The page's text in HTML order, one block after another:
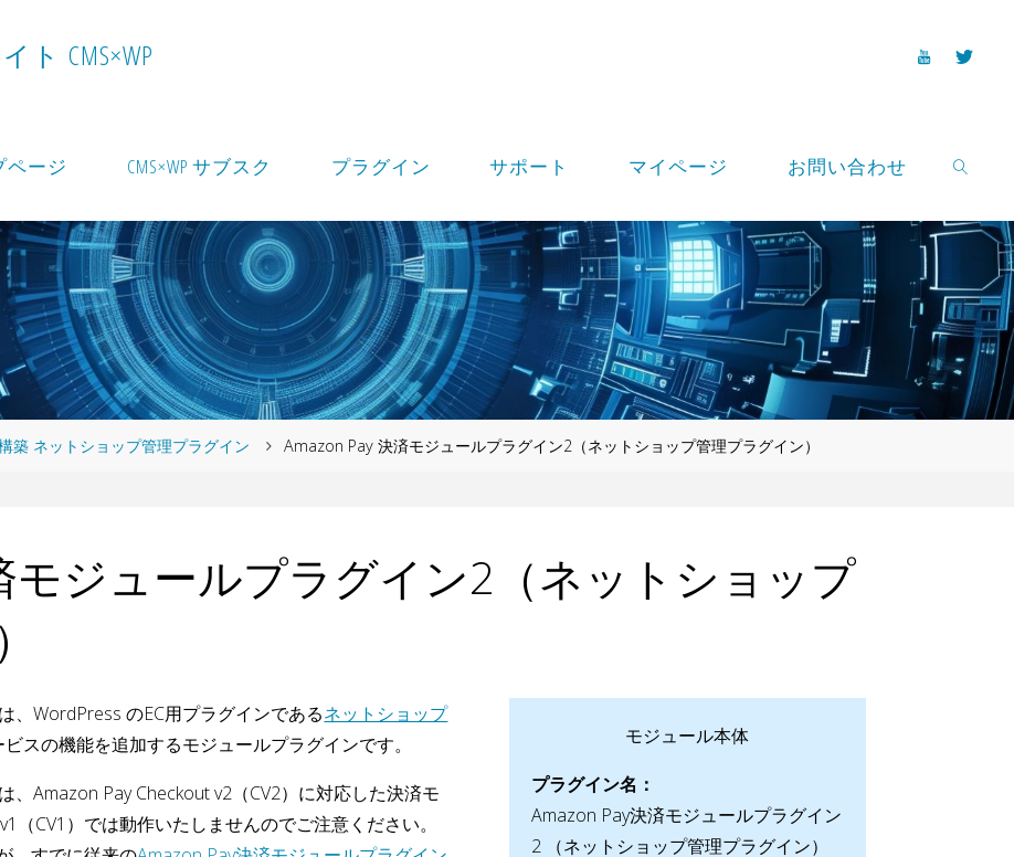
イ ト CMS×WP
ページ CMS×WP サブスク プラグイン サポート マイページ お問い合わせ
SEARCH
築 ネットショップ管理プラグイン Amazon Pay 決済モジュールプラグイン2（ネットショップ管理プラグイン）
モジュールプラグイン2（ネットショップ
モジュール本体
プラグイン名：
Amazon Pay決済モジュールプラグイン
2 （ネットショップ管理プラグイン）
、WordPress のEC用プラグインであるネットショップ
スの機能を追加するモジュールプラグインです。
、Amazon Pay Checkout v2（CV2）に対応した決済モ
（CV1）では動作いたしませんのでご注意ください。